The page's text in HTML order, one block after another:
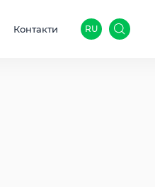
Контакти RU